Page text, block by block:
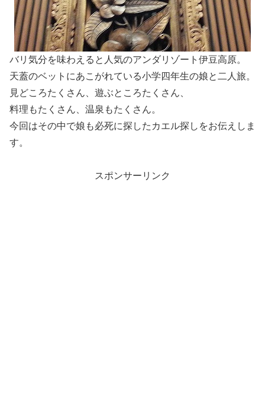
バリ気分を味わえると人気のアンダリゾート伊豆高原。
天蓋のベットにあこがれている小学四年生の娘と二人旅。
見どころたくさん、遊ぶところたくさん、
料理もたくさん、温泉もたくさん。
今回はその中で娘も必死に探したカエル探しをお伝えしま
す。
スポンサーリンク